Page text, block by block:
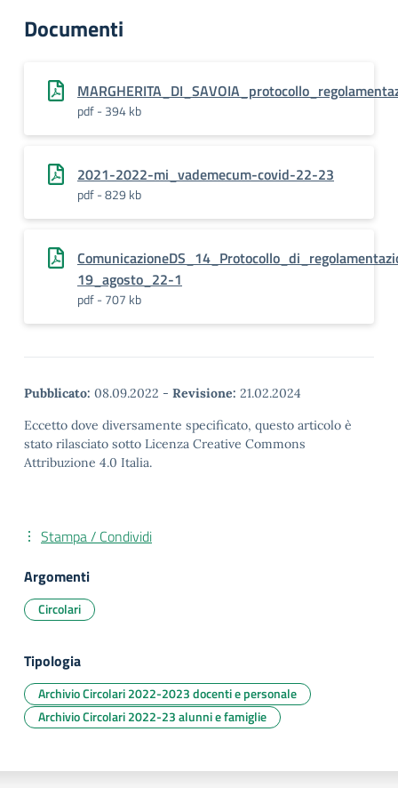
Documenti
pdf - 394 kb
2021-2022-mi_vademecum-covid-22-23
pdf - 829 kb
19_agosto_22-1
pdf - 707 kb
Pubblicato: 08.09.2022 - Revisione: 21.02.2024
Eccetto dove diversamente specificato, questo articolo è
stato rilasciato sotto Licenza Creative Commons
Attribuzione 4.0 Italia.
Stampa / Condividi
Argomenti
Circolari
Tipologia
Archivio Circolari 2022-2023 docenti e personale
Archivio Circolari 2022-23 alunni e famiglie